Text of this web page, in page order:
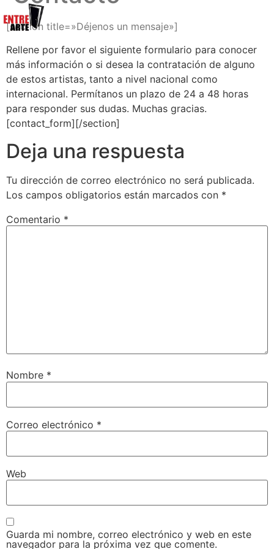
[section title=»Déjenos un mensaje»]
Rellene por favor el siguiente formulario para conocer
más información o si desea la contratación de alguno
de estos artistas, tanto a nivel nacional como
internacional. Permítanos un plazo de 24 a 48 horas
para responder sus dudas. Muchas gracias.
[contact_form][/section]
Deja una respuesta
Tu dirección de correo electrónico no será publicada.
Los campos obligatorios están marcados con *
Comentario *
Nombre *
Correo electrónico *
Web
Guarda mi nombre, correo electrónico y web en este
navegador para la próxima vez que comente.